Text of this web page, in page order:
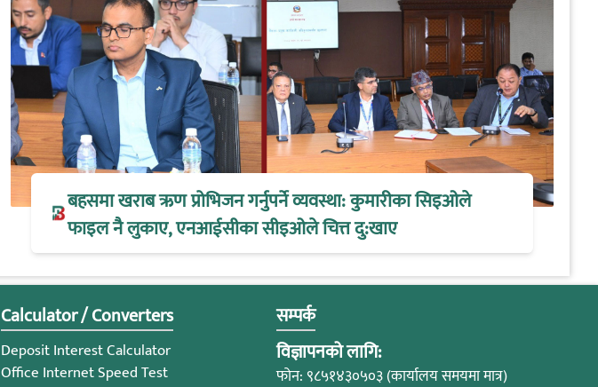
बहसमा खराब ऋण प्रोभिजन गर्नुपर्ने व्यवस्था: कुमारीका सिइओले
फाइल नै लुकाए, एनआईसीका सीइओले चित्त दु:खाए
Calculator / Converters
Deposit Interest Calculator
Office Internet Speed Test
सम्पर्क
विज्ञापनको लागि:
फोन: ९८५१४३०५०३ (कार्यालय समयमा मात्र)